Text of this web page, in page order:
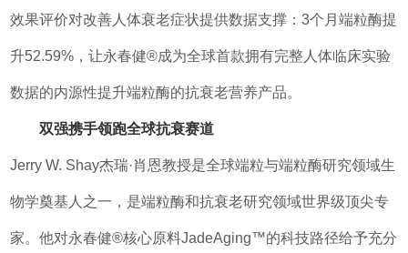
效果评价对改善人体衰老症状提供数据支撑：3个月端粒酶提
升52.59%，让永春健®成为全球首款拥有完整人体临床实验
数据的内源性提升端粒酶的抗衰老营养产品。
双强携手领跑全球抗衰赛道
Jerry W. Shay杰瑞·肖恩教授是全球端粒与端粒酶研究领域生
物学奠基人之一，是端粒酶和抗衰老研究领域世界级顶尖专
家。他对永春健®核心原料JadeAging™的科技路径给予充分